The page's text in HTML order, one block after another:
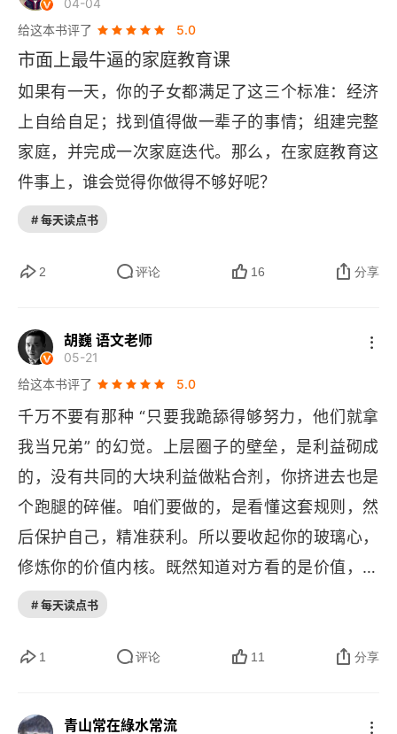
可能成为子女终生的负担。你的子女将来做什么工
作、喜欢做什么事、在哪里生活，最终都是发展出
来的结果。父母能做的，是给孩子装上正确的操作
系统，然后让他们自己去跑。数量比质量更重要？
这个观点你敢信吗李笑来还有一个让很多家长坐不
住的观点：在生儿育女这事儿上，数量比质量更重
要。听起来荒谬？他用了一个理论来解释：梅特卡
夫定律 —— 网络的价值与成员数量的平方成正
比。家庭也是一个网络，兄弟姐妹加上父母，成员
义。独生子女的家庭，所有教育投资都押在一个节
点上，容错率极低。但如果你有几个孩子，每个孩
子的成长路径、天赋性格都不一样，整个家庭网络
的价值是指数级增长的。至于传承什么最重要？不
是财富，不是权力，而是价值观。没有统一的价值
观，一两代之后家庭成员就失去了结网能力，家族
传承就断了。 AI 时代的教育：书房是最好的学区房
李笑来认为，好的教育成本极低。给孩子养成最基
础的习惯 —— 比如自己的事情自己做 —— 比花多
自己最精华的学科是：逻辑学、经济学、心理学、
数学校不教，但每个家长都可以自学，然后影响孩
刻意练习观念是认知层面的，状态是实践层面的。
三个状态更需要刻意练习。** 乐观 **，乐观是天
然的，悲观是后天习得的。技巧：把 "给他人带来
快乐" 和 "永远鼓励他人" 当作必备技能。我讲座的
收尾语是 "愿我们的孩子，无论走多远，回头都能
看到我们温和的目光"，这是积极视角。但 "永远鼓
辅导孩子时情绪还是会波动？** 简单 **，人越简
单越好，简单会避免负担和麻烦。要养成呵护简单
统化的简单。但生活中是否定期清理多余的东西？
比如不必要的社交、过度的信息摄入、对孩子的过
度干预。** 专注 **，专注比天赋和努力更重要，
是其他能力带来的结果。专注是把时间和精力集中
在内部，屏蔽外界的能力。我听书涉猎极广，但
"时间和精力集中在内部" 这一点，可能还有差距。
比如听课时是否容易被其他内容吸引？辅导孩子时
是否能完全屏蔽外界干扰？### 核心感悟：家长指
手画脚永远不如以身作则《好的家庭教育》最核心
的洞见，不是具体的育儿技巧，而是把焦点转回了
大人自身。我们总想着怎么管教孩子、怎么改造孩
母是孩子的根。就像《了凡四训》里说的，袁了凡
底气。无论是靠手艺赚钱，还是靠工资生活，这种
自己能把资源（时间、技能）变成价值的能力，就
像学会了游泳，这辈子走到哪个水池边都不怕。赚
钱能力不是金山，而是一把万能钥匙和一张世界地
图。钥匙能打开各种机会的门，地图能在生活的迷
宫中找到自己的路，而不是坐等别人给一个现成的
房间。3. 判断大于选择，选择大于努力；判断力决
先想清楚什么更重要。选对了方向，努力才不白
开车。判断力是看地图、辨方向的能力（知道该往
南还是往北）；选择是在路口决定左转还是右转；
努力是踩油门往前开。如果方向（判断）错了，越
努力加油，离目的地就越远。4. 传承价值观，而非
财富；统一观念的家庭，才能代代向上。传观念，
比传钱更重要，留给子孙最好的东西，不是家产，
而是明事理、能独立的脑子。一家人心往一处想，
劲儿往一处使，这个家才会越来越好。父母从小教
孩子诚实守信、为自己的选择负责、热爱学习，并
身体力行。那么，孩子即使白手起家，也能靠这些
后，也会这样教育他的孩子，这就是价值观的传
果实，摘下来吃完就没了，还可能引来争夺。而正
自己有能力去教育一个孩子，不会耽误他。如果连
好的家庭教育是什么都没想明白，生孩子的底气从
哪来？为什么很多父母有了孩子之后，容易溺爱？
他们掏心掏肺，什么都替孩子做，结果反而离好的
家庭教育越来越远。根源就在于，他们对 “好的家
庭教育” 定义不清。他们怕自己没给孩子好的教
育，于是就用 “满足孩子” 来弥补。越怕，越变形。
原来会提问很重要。要学着多给自己提对自己更重
产权：分清楚什么是你的、什么是我的。你想要的
得学。很多家庭一团乱麻，就是因为产权不清 ——
啃老的、依赖的、会哭的孩子有奶吃的。不尊重产
中长出来的，不是被喂出来的。・直面困境：别替
孩子把麻烦都挡掉。・决策担当：自己的选择，自
己负责。・痴迷改进：不停地优化，不停地把事情
做得更好。・健康第一：这个不用解释。道理都听
过，但真正去用的家庭有多少？懂得那么多道理，
过不好这一生，就是没真懂，更没去用。书里还讲
了很多：什么最重要？判断力最重要。家长的责任
好。但过了一天写笔记，我发现 —— 我忘了。我
04-04
给这本书评了
5.0
市面上最牛逼的家庭教育课
如果有一天，你的子女都满足了这三个标准：经济
上自给自足；找到值得做一辈子的事情；组建完整
家庭，并完成一次家庭迭代。那么，在家庭教育这
件事上，谁会觉得你做得不够好呢？
# 每天读点书
2 评论 16 分享
胡巍 语文老师
05-21
给这本书评了
5.0
千万不要有那种 “只要我跪舔得够努力，他们就拿
我当兄弟” 的幻觉。上层圈子的壁垒，是利益砌成
的，没有共同的大块利益做粘合剂，你挤进去也是
个跑腿的碎催。咱们要做的，是看懂这套规则，然
后保护自己，精准获利。所以要收起你的玻璃心，
修炼你的价值内核。既然知道对方看的是价值，那
就别在无效社交上浪费眼泪。把你的专业能力打磨
需要圈子，是圈子偶尔需要你手里的那把锥子。这
# 每天读点书
1 评论 11 分享
青山常在綠水常流